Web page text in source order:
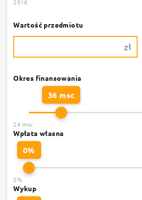
2016
Wartość przedmiotu
zł
Okres finansowania
36 msc
24 msc
Wpłata własna
0%
0%
Wykup